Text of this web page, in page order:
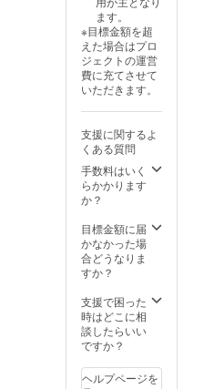
は、大
会運営
費及び
次年度
開催時
とし
て、利
用させ
ていた
だきま
す。
立病院
から発
行・郵
送いた
しま
す。 ※
大会
ホーム
ページ
への掲
載期間
は、次
年度開
りま
す。 ※
目標額
援をい
ただけ
た場合
は、大
費及び
記入く
ださ
い。 ※
ご支援
きただ
きまし
たご支
援は、
寄付金
控除の
対象と
なりま
す。領
ため、
ご住所
とご連
必要と
なりま
す。領
収書は
立病院
た支援
金を順
位賞な
どの賞
金・賞
品に利
用する
ことは
せん。
※ ご支
援いた
だく
掲載・
掲示を
希望さ
記入く
ださ
い。 ※
ご支援
きまし
円＋消
円＝
34,709
円がご
負担額
となり
ます。
援額に
関わら
ず、リ
ターン
は全て
なりま
す。 ※
ご支援
いただ
た支援
金を順
位賞な
どの賞
品に利
ます。
※目標金額を超
えた場合はプロ
ジェクトの運営
費に充てさせて
いただきます。
支援に関するよ
くある質問
手数料はいく
らかかります
か？
目標金額に届
かなかった場
合どうなりま
すか？
支援で困った
時はどこに相
談したらいい
ですか？
ヘルプページを